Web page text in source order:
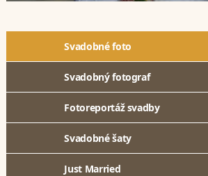
Svadobné foto
Svadobný fotograf
Fotoreportáž svadby
Svadobné šaty
Just Married